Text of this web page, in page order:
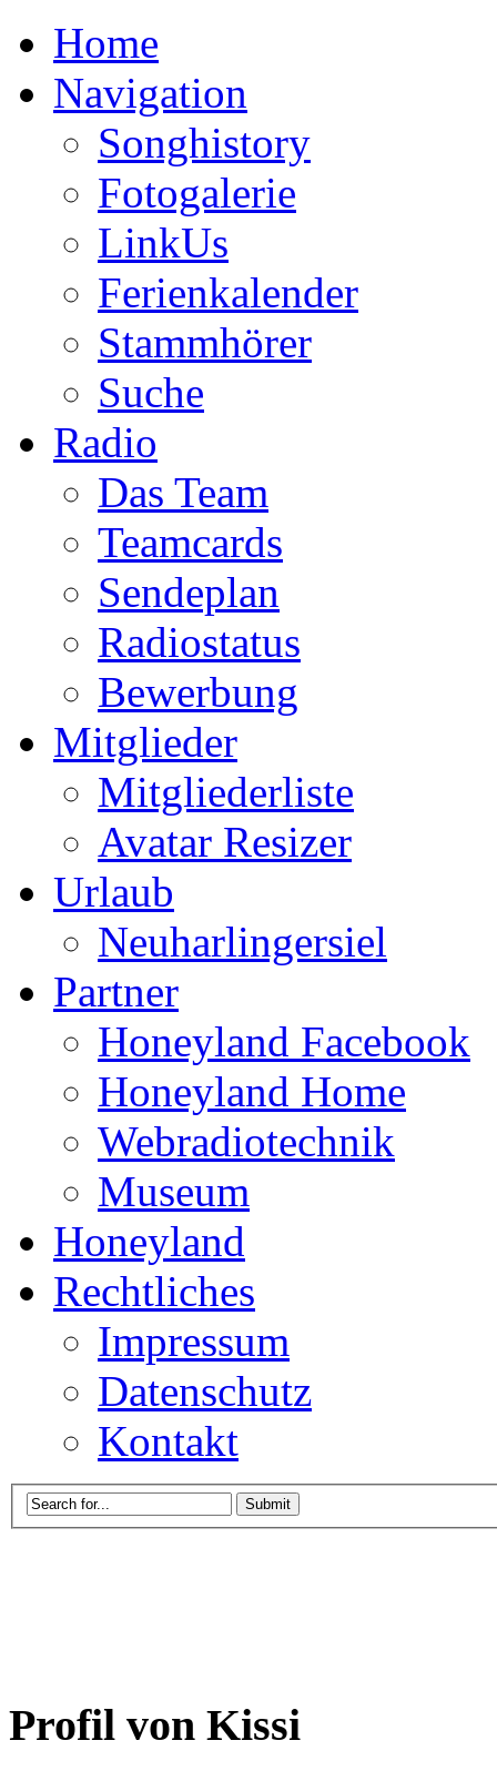
Home
Navigation
Songhistory
Fotogalerie
LinkUs
Ferienkalender
Stammhörer
Suche
Radio
Das Team
Teamcards
Sendeplan
Radiostatus
Bewerbung
Mitglieder
Mitgliederliste
Avatar Resizer
Urlaub
Neuharlingersiel
Partner
Honeyland Facebook
Honeyland Home
Webradiotechnik
Museum
Honeyland
Rechtliches
Impressum
Datenschutz
Kontakt
Profil von Kissi